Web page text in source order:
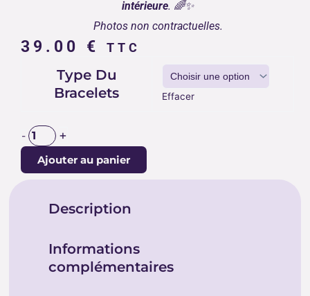
intérieure. 🌈✨
Photos non contractuelles.
39.00 € TTC
Type Du
Bracelets
Effacer
- +
Ajouter au panier
Description
Informations
complémentaires